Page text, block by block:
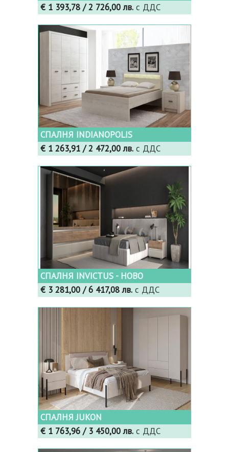
€ 1 393,78 / 2 726,00 лв. с ДДС
СПАЛНЯ INDIANOPOLIS
€ 1 263,91 / 2 472,00 лв. с ДДС
СПАЛНЯ INVICTUS - НОВО
€ 3 281,00 / 6 417,08 лв. с ДДС
СПАЛНЯ JUKON
€ 1 763,96 / 3 450,00 лв. с ДДС